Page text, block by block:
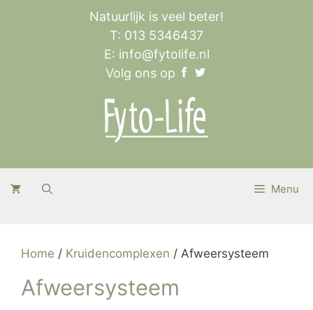
Natuurlijk is veel beter!
T: 013 5346437
E: info@fytolife.nl
Volg ons op
Menu
Home / Kruidencomplexen / Afweersysteem
Afweersysteem